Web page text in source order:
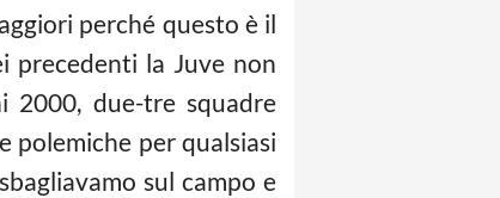
perché questo è il
precedenti la Juve non
2000, due-tre squadre
polemiche per qualsiasi
sul campo e